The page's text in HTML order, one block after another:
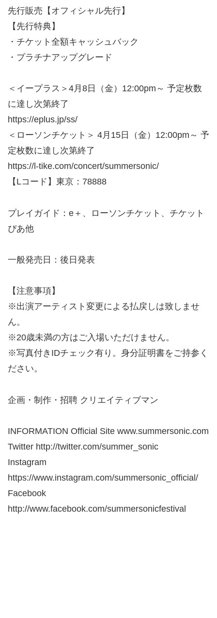
先行販売【オフィシャル先⾏】
【先行特典】
・チケット全額キャッシュバック
・プラチナアップグレード
＜イープラス＞4月8日（金）12:00pm～ 予定枚数
に達し次第終了
https://eplus.jp/ss/
＜ローソンチケット＞ 4月15日（金）12:00pm～ 予
定枚数に達し次第終了
https://l-tike.com/concert/summersonic/
【Lコード】東京：78888
プレイガイド：e＋、ローソンチケット、チケット
ぴあ他
⼀般発売日：後日発表
【注意事項】
※出演アーティスト変更による払戻しは致しませ
ん。
※20歳未満の方はご入場いただけません。
※写真付きIDチェック有り。身分証明書をご持参く
ださい。
企画・制作・招聘 クリエイティブマン
INFORMATION Official Site www.summersonic.com
Twitter http://twitter.com/summer_sonic
Instagram
https://www.instagram.com/summersonic_official/
Facebook
http://www.facebook.com/summersonicfestival